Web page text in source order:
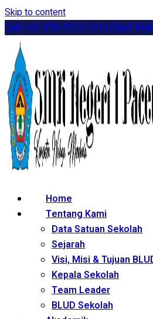
Skip to content
Call: +62 878-7030-3913 (Staff
Home
Tentang Kami
Data Satuan Sekolah
Sejarah
Visi, Misi & Tujuan
Kepala Sekolah
Team Leader
BLUD Sekolah